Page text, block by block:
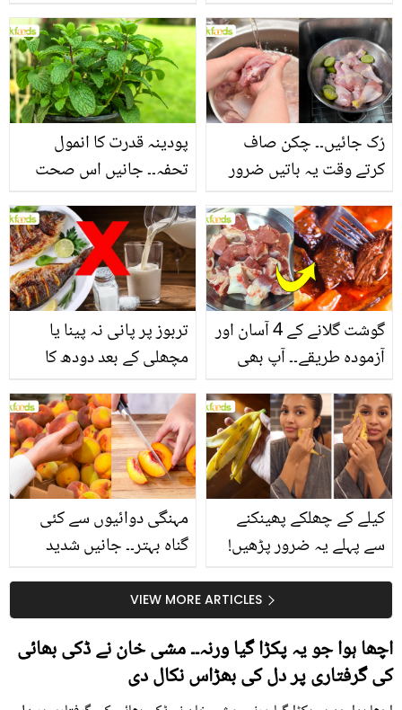
جاتا ہے؟ جانیں وٹامنز،
منرلز اور اینٹی آکسیڈنٹس
سے بھرپور اس سبزی کے
فائدے
جانیں بالوں کو مضبوط
بنانے کے چند قدرتی طریقے
پودینہ قدرت کا انمول
تحفہ۔۔ جانیں اس صحت
بخش پتوں کے 10 حیرت
انگیز طبی فوائد
رُک جائیں۔۔ چکن صاف
کرتے وقت یہ باتیں ضرور
یاد رکھیں
تربوز پر پانی نہ پینا یا
مچھلی کے بعد دودھ کا
استعمال۔۔ جانیں کھانوں
سے متعلق غلط فہمیوں کی
حقیقت کیا ہے اور افواہ
کیا؟
گوشت گلانے کے 4 آسان اور
آزمودہ طریقے۔۔ آپ بھی
جانیں انٹرنیشنل شیف کے
بتائے راز
مہنگی دوائیوں سے کئی
گناہ بہتر۔۔ جانیں شدید
گرمی کے موسم میں آڑو
کیوں کھانا چاہیے؟
کیلے کے چھلکے پھینکنے
سے پہلے یہ ضرور پڑھیں!
جلد کے 3 بڑے مسائل کا
سستا اور قدرتی حلVIEW MORE ARTICLES
اچھا ہوا جو یہ پکڑا گیا ورنہ۔۔ مشی خان نے ڈکی بھائی
کی گرفتاری پر دل کی بھڑاس نکال دی